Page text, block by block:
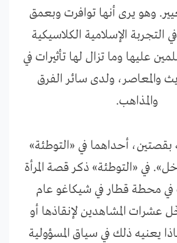
وهو يرى أنها توافرت وبعمق
التجربة الإسلامية الكلاسيكية
عليها وما تزال لها تأثيرات في
والمعاصر، ولدى سائر الفرق
والمذاهب.
بقصتين، أحداهما في «التوطئة»
في «التوطئة» ذكر قصة المرأة
في محطة قطار في شيكاغو عام
عشرات المشاهدين لإنقاذها أو
يعنيه ذلك في سياق المسؤولية